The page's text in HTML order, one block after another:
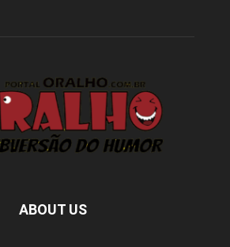
ABOUT US